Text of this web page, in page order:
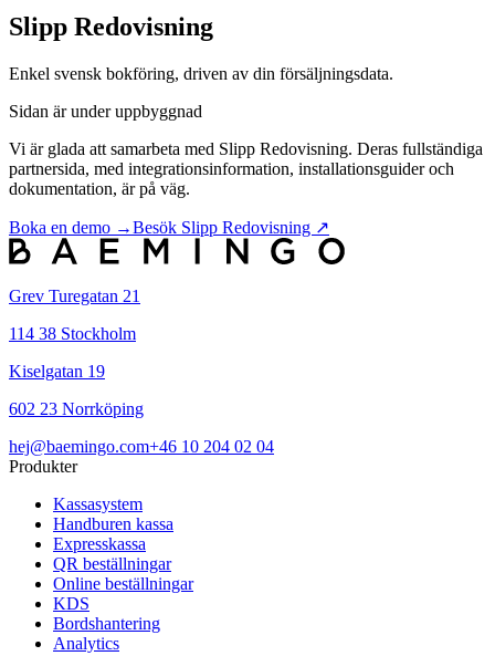
Slipp Redovisning
Enkel svensk bokföring, driven av din försäljningsdata.
Sidan är under uppbyggnad
Vi är glada att samarbeta med Slipp Redovisning. Deras fullständiga
partnersida, med integrationsinformation, installationsguider och
dokumentation, är på väg.
Boka en demo →Besök Slipp Redovisning ↗
Grev Turegatan 21
114 38 Stockholm
Kiselgatan 19
602 23 Norrköping
hej@baemingo.com+46 10 204 02 04
Produkter
Kassasystem
Handburen kassa
Expresskassa
QR beställningar
Online beställningar
KDS
Bordshantering
Analytics